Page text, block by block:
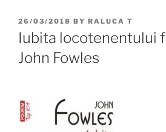
POSTED
ON
26/03/2018 BY RALUCA T
Iubita locotenentului
John Fowles